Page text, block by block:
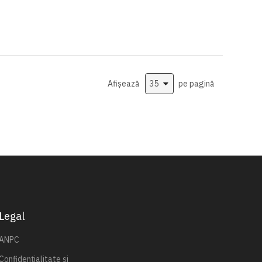
Afișează
pe pagină
Legal
Confidențialitate și